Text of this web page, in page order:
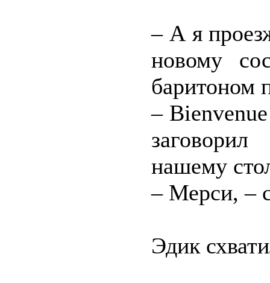
– А я
новому
баритоном
–
нашему
– Мерси, –
Эдик